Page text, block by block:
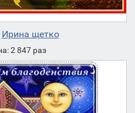
Ирина щетко
2 847 раз